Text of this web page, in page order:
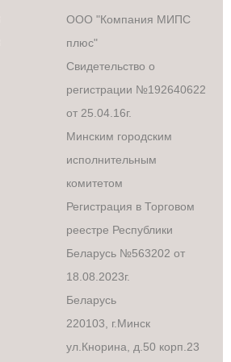
ООО "Компания МИПС
плюс"
Свидетельство о
регистрации №192640622
от 25.04.16г.
Минским городским
исполнительным
комитетом
Регистрация в Торговом
реестре Республики
Беларусь №563202 от
18.08.2023г.
Беларусь
220103, г.Минск
ул.Кнорина, д.50 корп.23